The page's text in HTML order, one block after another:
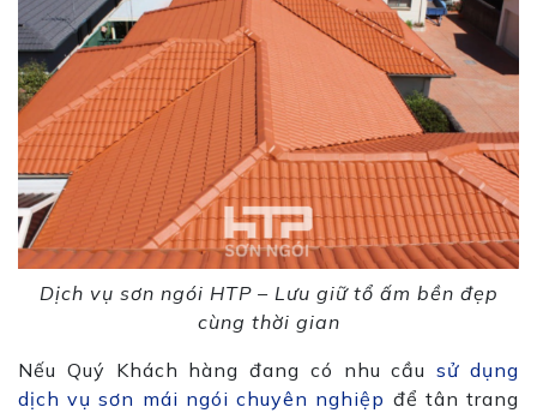
Dịch vụ sơn ngói HTP – Lưu giữ tổ ấm bền đẹp
cùng thời gian
Nếu Quý Khách hàng đang có nhu cầusử dụng
dịch vụ sơn mái ngói chuyên nghiệp để tân trang